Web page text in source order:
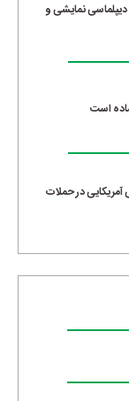
نمایشی و
است
از ۷۰۰ نظامی آمریکایی در حملات